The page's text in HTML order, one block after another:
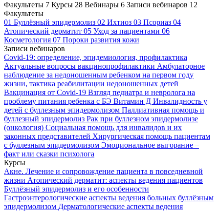
Факультеты 7 Курсы 28 Вебинары 6 Записи вебинаров 12
Факультеты
01 Буллёзный эпидермолиз 02 Ихтиоз 03 Псориаз 04
Атопический дерматит 05 Уход за пациентами 06
Косметология 07 Пороки развития кожи
Записи вебинаров
Covid-19: определение, эпидемиология, профилактика
Актуальные вопросы вакцинопрофилактики Амбулаторное
наблюдение за недоношенным ребенком на первом году
жизни, тактика реабилитации недоношенных детей
Вакцинация от Covid-19 Взгляд педиатра и невролога на
проблему питания ребенка с БЭ Витамин Д Инвалидность у
детей с буллезным эпидермолизом Паллиативная помощь и
буллезный эпидермолиз Рак при буллезном эпидермолизе
(онкология) Социальная помощь для инвалидов и их
законных представителей Хирургическая помощь пациентам
с буллезным эпидермолизом Эмоциональное выгорание –
факт или сказки психолога
Курсы
Акне. Лечение и сопровождение пациента в повседневной
жизни Атопический дерматит: аспекты ведения пациентов
Буллёзный эпидермолиз и его особенности
Гастроэнтерологические аспекты ведения больных буллёзным
эпидермолизом Дерматологические аспекты ведения